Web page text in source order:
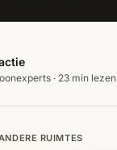
· 23 min lezen
RUIMTES